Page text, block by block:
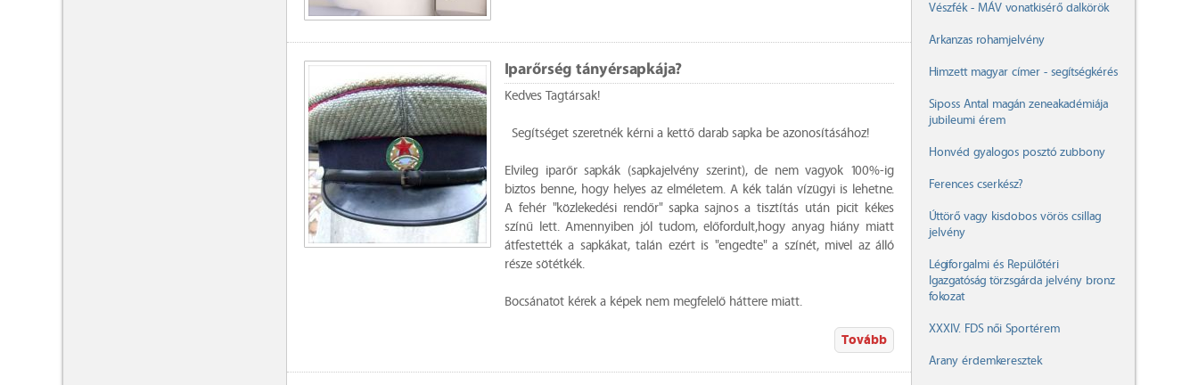
Iparőrség tányérsapkája?
Kedves Tagtársak!
Segítséget szeretnék kérni a kettő darab sapka be azonosításához!
Elvileg iparőr sapkák (sapkajelvény szerint), de nem vagyok 100%-ig
biztos benne, hogy helyes az elméletem. A kék talán vízügyi is lehetne.
A fehér "közlekedési rendőr" sapka sajnos a tisztítás után picit kékes
színű lett. Amennyiben jól tudom, előfordult,hogy anyag hiány miatt
átfestették a sapkákat, talán ezért is "engedte" a színét, mivel az álló
része sötétkék.
Bocsánatot kérek a képek nem megfelelő háttere miatt.
Tovább
Vészfék - MÁV vonatkisérő dalkörök
Arkanzas rohamjelvény
Himzett magyar címer - segítségkérés
Siposs Antal magán zeneakadémiája
jubileumi érem
Honvéd gyalogos posztó zubbony
Ferences cserkész?
Úttörő vagy kisdobos vörös csillag
jelvény
Légiforgalmi és Repülőtéri
Igazgatóság törzsgárda jelvény bronz
fokozat
XXXIV. FDS női Sportérem
Arany érdemkeresztek